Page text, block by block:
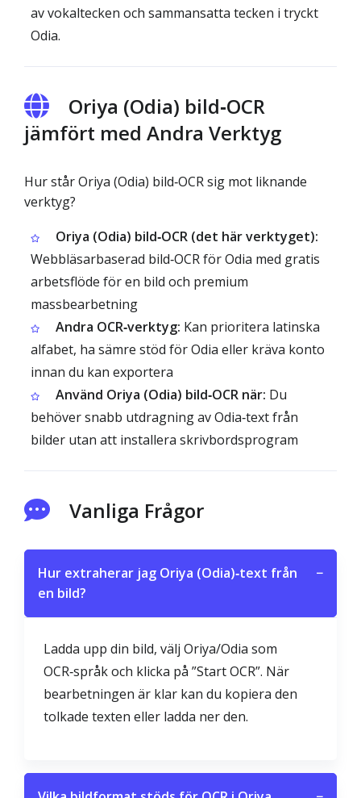
av vokaltecken och sammansatta tecken i tryckt
Odia.
Oriya (Odia) bild‑OCR
jämfört med Andra Verktyg
Hur står Oriya (Odia) bild‑OCR sig mot liknande
verktyg?
Oriya (Odia) bild‑OCR (det här verktyget):
Webbläsarbaserad bild‑OCR för Odia med gratis
arbetsflöde för en bild och premium
massbearbetning
Andra OCR‑verktyg: Kan prioritera latinska
alfabet, ha sämre stöd för Odia eller kräva konto
innan du kan exportera
Använd Oriya (Odia) bild‑OCR när: Du
behöver snabb utdragning av Odia‑text från
bilder utan att installera skrivbordsprogram
Vanliga Frågor
Hur extraherar jag Oriya (Odia)‑text från
en bild?
−
Ladda upp din bild, välj Oriya/Odia som
OCR‑språk och klicka på ”Start OCR”. När
bearbetningen är klar kan du kopiera den
tolkade texten eller ladda ner den.